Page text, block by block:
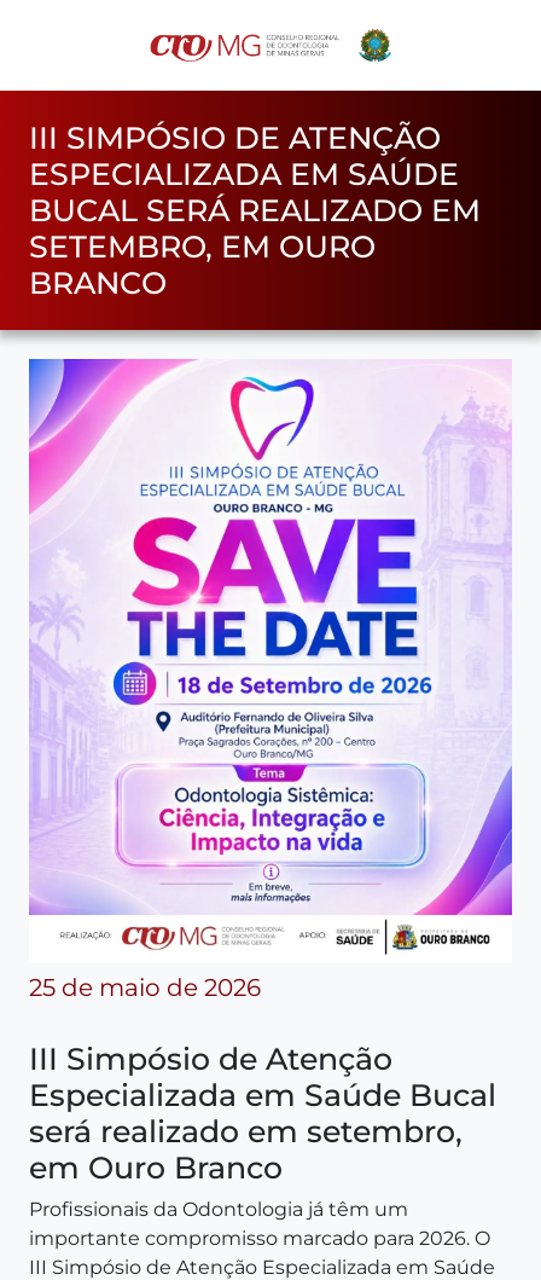
III SIMPÓSIO DE ATENÇÃO
ESPECIALIZADA EM SAÚDE
BUCAL SERÁ REALIZADO EM
SETEMBRO, EM OURO
BRANCO
25 de maio de 2026
III Simpósio de Atenção
Especializada em Saúde Bucal
será realizado em setembro,
em Ouro Branco
Profissionais da Odontologia já têm um
importante compromisso marcado para 2026. O
III Simpósio de Atenção Especializada em Saúde